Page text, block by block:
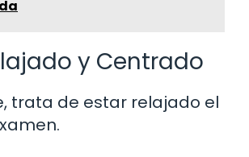
y Centrado
trata de estar relajado el